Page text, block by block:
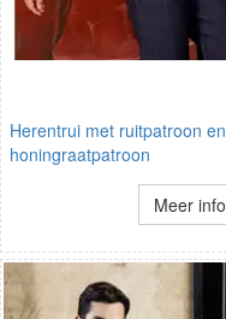
Herentrui met ruitpatroon en
honingraatpatroon
Meer info